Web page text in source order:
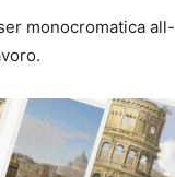
monocromatica all-